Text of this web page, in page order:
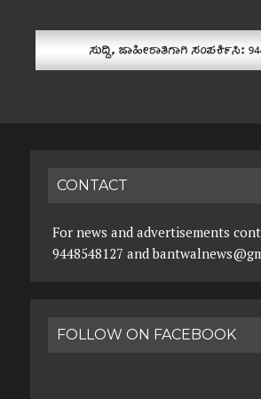
CONTACT
For news and advertisements
9448548127 and
FOLLOW ON FACEBOOK